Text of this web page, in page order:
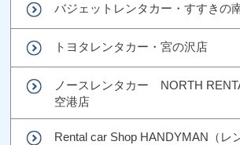
バジェットレンタカー・すすきの
トヨタレンタカー・宮の沢店
ノースレンタカー NORTH
空港店
Rental car Shop HANDYMAN（レ